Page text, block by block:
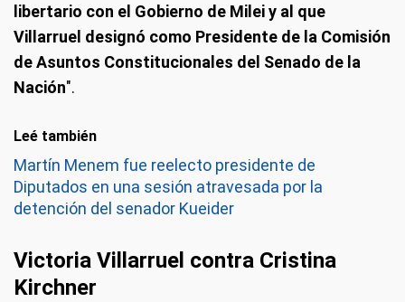
libertario con el Gobierno de Milei y al que
Villarruel designó como Presidente de la Comisión
de Asuntos Constitucionales del Senado de la
Nación".
Leé también
Martín Menem fue reelecto presidente de
Diputados en una sesión atravesada por la
detención del senador Kueider
Victoria Villarruel contra Cristina
Kirchner